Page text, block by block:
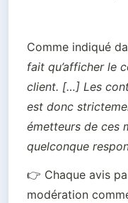
Comme indiqué
fait qu’afficher le
client. […] Les
est donc
émetteurs de ces
quelconque
👉 Chaque avis
modération